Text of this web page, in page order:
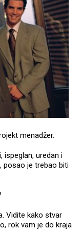
menadžer.
ispeglan, uredan i
posao je trebao biti
Vidite kako stvar
rok vam je do kraja